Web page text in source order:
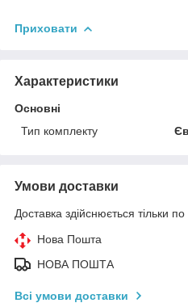
Приховати
Характеристики
Основні
Тип комплекту
Умови доставки
Доставка здійснюється тільки
Нова Пошта
НОВА ПОШТА
Всі умови доставки